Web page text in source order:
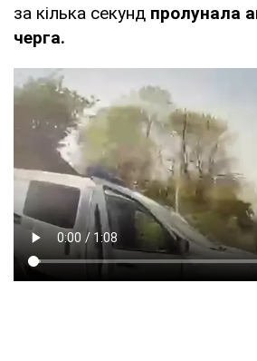
за кілька секунд пролунала
черга.